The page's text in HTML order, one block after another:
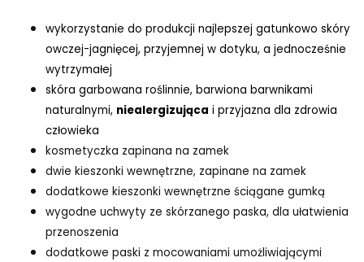
wykorzystanie do produkcji najlepszej gatunkowo skóry
owczej-jagnięcej, przyjemnej w dotyku, a jednocześnie
wytrzymałej
skóra garbowana roślinnie, barwiona barwnikami
naturalnymi, niealergizująca i przyjazna dla zdrowia
człowieka
kosmetyczka zapinana na zamek
dwie kieszonki wewnętrzne, zapinane na zamek
dodatkowe kieszonki wewnętrzne ściągane gumką
wygodne uchwyty ze skórzanego paska, dla ułatwienia
przenoszenia
dodatkowe paski z mocowaniami umożliwiającymi